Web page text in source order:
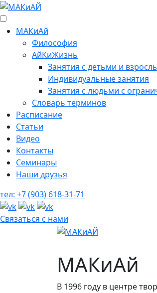
МАКиАй
Философия
АйКиЖизнь
Занятия с детьми и
Индивидуальные занятия
Занятия с людьми с
Cловарь терминов
Расписание
Статьи
Видео
Контакты
Семинары
Наши друзья
тел: +7 (903) 618-31-71
Связаться с нами
МАКиАй
В 1996 году в центре